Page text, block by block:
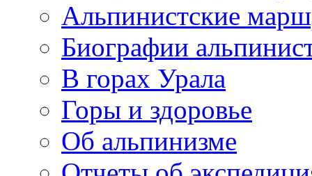
Альпинистские
Биографии
В горах Урала
Горы и здоровье
Об альпинизме